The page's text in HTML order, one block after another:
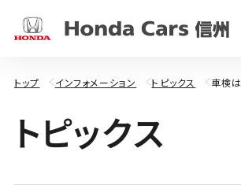
トップ インフォメーション トピックス 車検
トピックス